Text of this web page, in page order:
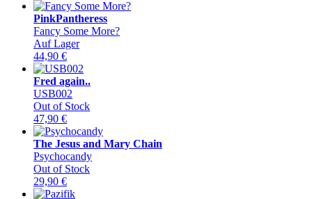
PinkPantheress
Fancy Some More?
Auf Lager
44,90 €
Fred again..
USB002
Out of Stock
47,90 €
The Jesus and Mary Chain
Psychocandy
Out of Stock
29,90 €